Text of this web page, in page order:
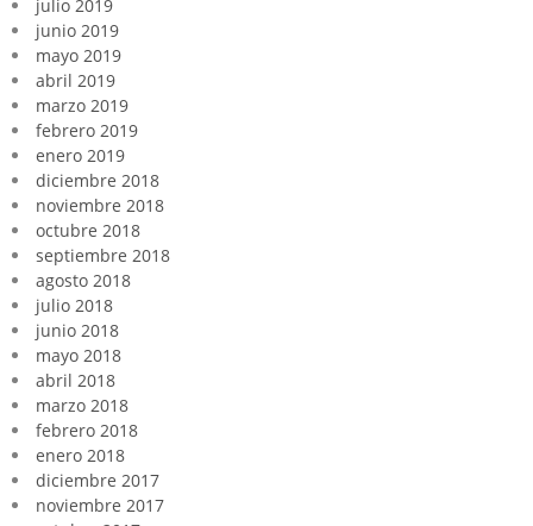
julio 2019
junio 2019
mayo 2019
abril 2019
marzo 2019
febrero 2019
enero 2019
diciembre 2018
noviembre 2018
octubre 2018
septiembre 2018
agosto 2018
julio 2018
junio 2018
mayo 2018
abril 2018
marzo 2018
febrero 2018
enero 2018
diciembre 2017
noviembre 2017